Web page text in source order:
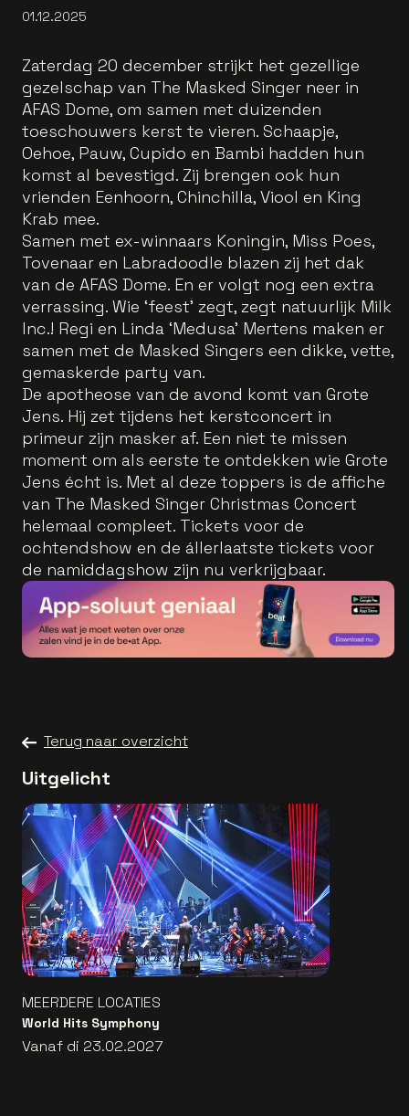
01.12.2025
Zaterdag 20 december strijkt het gezellige
gezelschap van The Masked Singer neer in
AFAS Dome, om samen met duizenden
toeschouwers kerst te vieren. Schaapje,
Oehoe, Pauw, Cupido en Bambi hadden hun
komst al bevestigd. Zij brengen ook hun
vrienden Eenhoorn, Chinchilla, Viool en King
Krab mee.
Samen met ex-winnaars Koningin, Miss Poes,
Tovenaar en Labradoodle blazen zij het dak
van de AFAS Dome. En er volgt nog een extra
verrassing. Wie ‘feest’ zegt, zegt natuurlijk Milk
Inc.! Regi en Linda ‘Medusa’ Mertens maken er
samen met de Masked Singers een dikke, vette,
gemaskerde party van.
De apotheose van de avond komt van Grote
Jens. Hij zet tijdens het kerstconcert in
primeur zijn masker af. Een niet te missen
moment om als eerste te ontdekken wie Grote
Jens écht is. Met al deze toppers is de affiche
van The Masked Singer Christmas Concert
helemaal compleet. Tickets voor de
ochtendshow en de állerlaatste tickets voor
de namiddagshow zijn nu verkrijgbaar.
Terug naar overzicht
Uitgelicht
MEERDERE LOCATIES
World Hits Symphony
Vanaf di 23.02.2027